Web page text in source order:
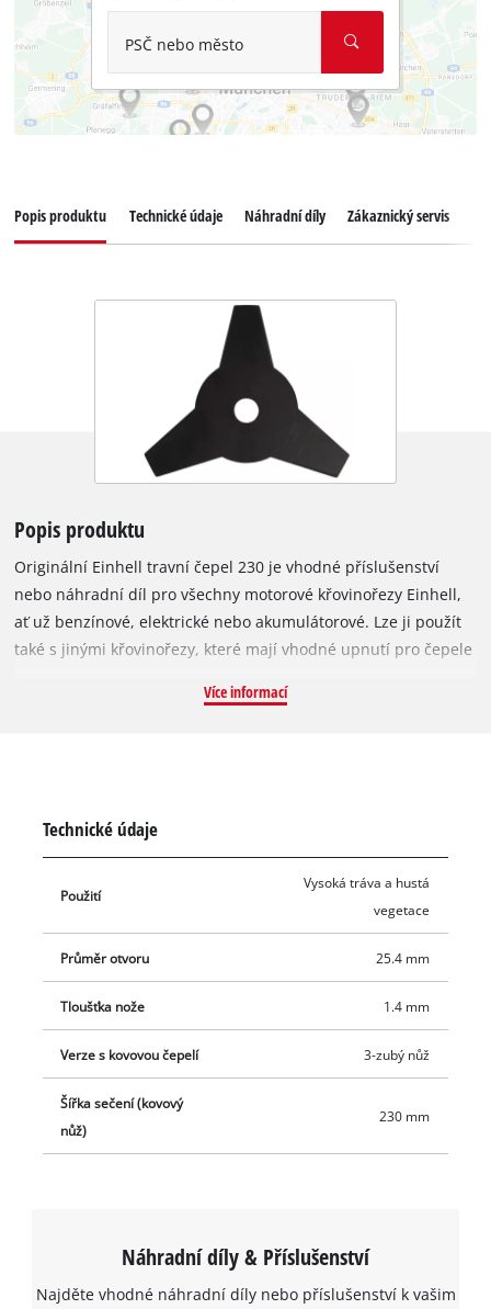
PSČ nebo město
Popis produktu Technické údaje Náhradní díly Zákaznický servis
Popis produktu
Originální Einhell travní čepel 230 je vhodné příslušenství
nebo náhradní díl pro všechny motorové křovinořezy Einhell,
ať už benzínové, elektrické nebo akumulátorové. Lze ji použít
také s jinými křovinořezy, které mají vhodné upnutí pro čepele
přesně a ostře broušenými zuby je ideální pro odstraňování
sečení větších ploch.
Více informací
Technické údaje
Použití
Vysoká tráva a hustá
vegetace
Průměr otvoru 25.4 mm
Tloušťka nože 1.4 mm
Verze s kovovou čepelí 3-zubý nůž
Šířka sečení (kovový
nůž)
230 mm
Náhradní díly & Příslušenství
Najděte vhodné náhradní díly nebo příslušenství k vašim